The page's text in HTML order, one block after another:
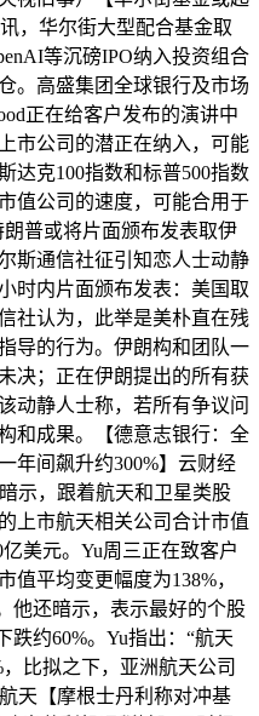
，华尔街大型配合基金取
等沉磅IPO纳入投资组合
。高盛集团全球银行及市场
正在给客户发布的演讲中
市公司的潜正在纳入，可能
达克100指数和标普500指数
值公司的速度，可能合用于
朗普或将片面颁布发表取伊
斯通信社征引知恋人士动静
时内片面颁布发表：美国取
社认为，此举是美朴直在残
导的行为。伊朗构和团队一
决；正在伊朗提出的所有获
动静人士称，若所有争议问
和成果。【德意志银行：全
年间飙升约300%】云财经
示，跟着航天和卫星类股
上市航天相关公司合计市值
美元。Yu周三正在致客户
值平均变更幅度为138%，
他还暗示，表示最好的个股
跌约60%。Yu指出：“航天
比拟之下，亚洲航天公司
天【摩根士丹利称对冲基